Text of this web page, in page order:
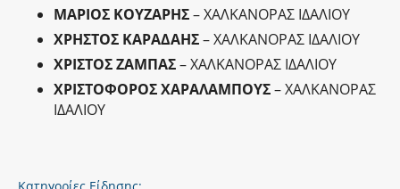
ΜΑΡΙΟΣ ΚΟΥΖΑΡΗΣ– ΧΑΛΚΑΝΟΡΑΣ ΙΔΑΛΙΟΥ
ΧΡΗΣΤΟΣ ΚΑΡΑΔΑΗΣ– ΧΑΛΚΑΝΟΡΑΣ ΙΔΑΛΙΟΥ
ΧΡΙΣΤΟΣ ΖΑΜΠΑΣ– ΧΑΛΚΑΝΟΡΑΣ ΙΔΑΛΙΟΥ
ΧΡΙΣΤΟΦΟΡΟΣ ΧΑΡΑΛΑΜΠΟΥΣ– ΧΑΛΚΑΝΟΡΑΣ
ΙΔΑΛΙΟΥ